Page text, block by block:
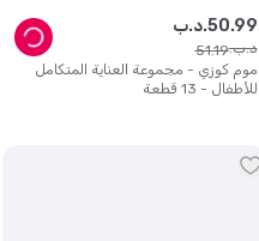
موم كوزي - مجموعة العناية المتكامل
للأطفال - 13 قطعة
د.ب.50.99
د.ب. 51.19